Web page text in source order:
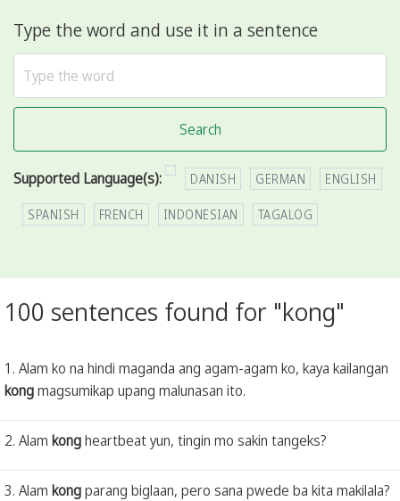
Type the word and use it in a sentence
Search
Supported Language(s): DANISH GERMAN ENGLISH
SPANISH FRENCH INDONESIAN TAGALOG
100 sentences found for "kong"
1. Alam ko na hindi maganda ang agam-agam ko, kaya kailangan
kongmagsumikap upang malunasan ito.
2. Alam kongheartbeat yun, tingin mo sakin tangeks?
3. Alam kongparang biglaan, pero sana pwede ba kita makilala?